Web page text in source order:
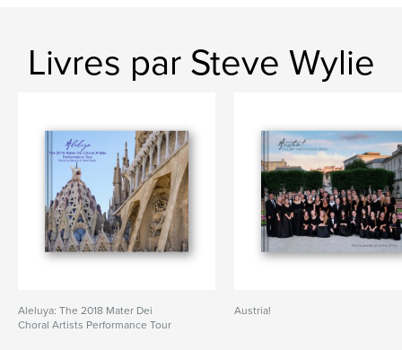
Livres par Steve Wylie
Aleluya: The 2018 Mater Dei
Choral Artists Performance Tour
Austria!